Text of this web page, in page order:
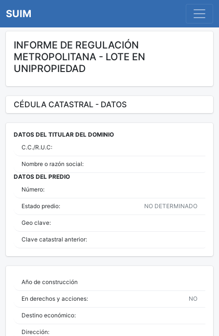
SUIM
INFORME DE REGULACIÓN
METROPOLITANA - LOTE EN
UNIPROPIEDAD
CÉDULA CATASTRAL - DATOS
DATOS DEL TITULAR DEL DOMINIO
C.C./R.U.C:
Nombre o razón social:
DATOS DEL PREDIO
Número:
Estado predio: NO DETERMINADO
Geo clave:
Clave catastral anterior:
Año de construcción
En derechos y acciones: NO
Destino económico:
Dirección: